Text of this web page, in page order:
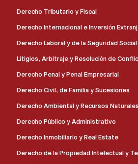
Derecho Tributario y Fiscal
Derecho Internacional e Inversión
Derecho Laboral y de la Seguridad Social
Litigios, Arbitraje y Resolución de
Derecho Penal y Penal Empresarial
Derecho Civil, de Familia y Sucesiones
Derecho Ambiental y Recursos Naturales
Derecho Público y Administrativo
Derecho Inmobiliario y Real Estate
Derecho de la Propiedad Intelectual y